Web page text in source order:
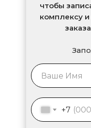
+7
чтобы
комплексу